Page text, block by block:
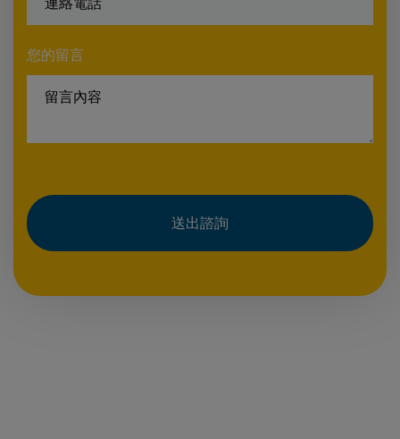
您的留言
送出諮詢